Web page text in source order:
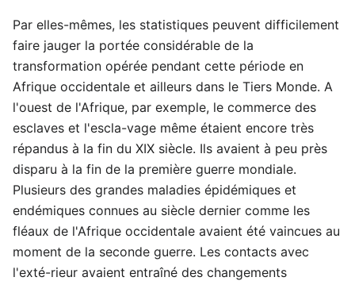
Par elles-mêmes, les statistiques peuvent difficilement
faire jauger la portée considérable de la
transformation opérée pendant cette période en
Afrique occidentale et ailleurs dans le Tiers Monde. A
l'ouest de l'Afrique, par exemple, le commerce des
esclaves et l'escla-vage même étaient encore très
répandus à la fin du XIX siècle. Ils avaient à peu près
disparu à la fin de la première guerre mondiale.
Plusieurs des grandes maladies épidémiques et
endémiques connues au siècle dernier comme les
fléaux de l'Afrique occidentale avaient été vaincues au
moment de la seconde guerre. Les contacts avec
l'exté-rieur avaient entraîné des changements